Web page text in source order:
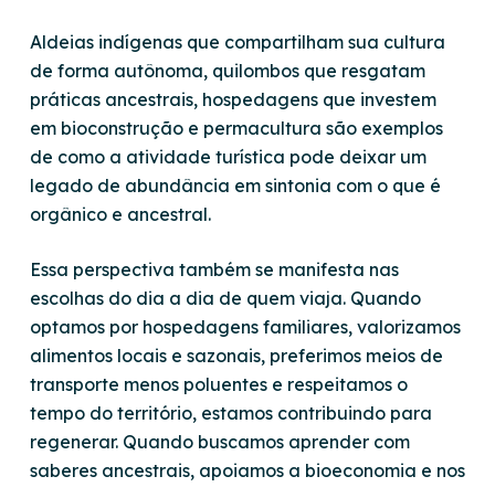
Aldeias indígenas que compartilham sua cultura
de forma autônoma, quilombos que resgatam
práticas ancestrais, hospedagens que investem
em bioconstrução e permacultura são exemplos
de como a atividade turística pode deixar um
legado de abundância em sintonia com o que é
orgânico e ancestral.
Essa perspectiva também se manifesta nas
escolhas do dia a dia de quem viaja. Quando
optamos por hospedagens familiares, valorizamos
alimentos locais e sazonais, preferimos meios de
transporte menos poluentes e respeitamos o
tempo do território, estamos contribuindo para
regenerar. Quando buscamos aprender com
saberes ancestrais, apoiamos a bioeconomia e nos